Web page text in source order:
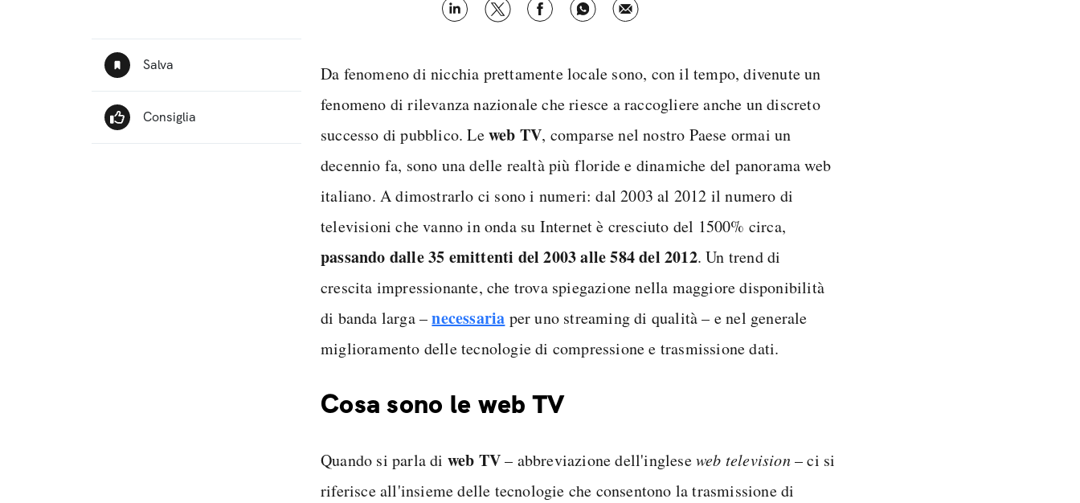
Da fenomeno di nicchia prettamente locale sono, con il tempo, divenute un
fenomeno di rilevanza nazionale che riesce a raccogliere anche un discreto
successo di pubblico. Leweb TV, comparse nel nostro Paese ormai un
decennio fa, sono una delle realtà più floride e dinamiche del panorama web
italiano. A dimostrarlo ci sono i numeri: dal 2003 al 2012 il numero di
televisioni che vanno in onda su Internet è cresciuto del 1500% circa,
passando dalle 35 emittenti del 2003 alle 584 del 2012. Un trend di
crescita impressionante, che trova spiegazione nella maggiore disponibilità
di banda larga –necessaria per uno streaming di qualità – e nel generale
miglioramento delle tecnologie di compressione e trasmissione dati.
Cosa sono le web TV
Quando si parla di web TV– abbreviazione dell'ingleseweb television– ci si
riferisce all'insieme delle tecnologie che consentono la trasmissione di